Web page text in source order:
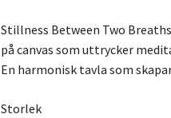
Stillness Between Two
på canvas som uttrycker
En harmonisk tavla som
Storlek